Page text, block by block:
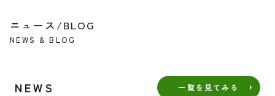
ニュース/BLOG
NEWS & BLOG
NEWS 一覧を見てみる